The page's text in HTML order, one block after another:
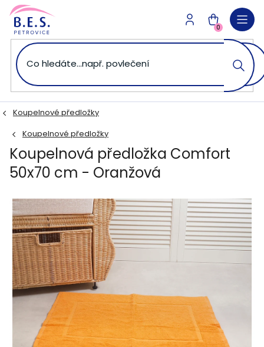
Přejít
obsah
NÁKUPNÍ
KOŠÍK
0
Koupelnové předložky
Koupelnové předložky
Koupelnová předložka Comfort
50x70 cm - Oranžová